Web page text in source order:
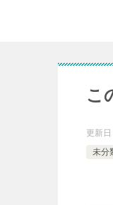
こ
更新日
未分